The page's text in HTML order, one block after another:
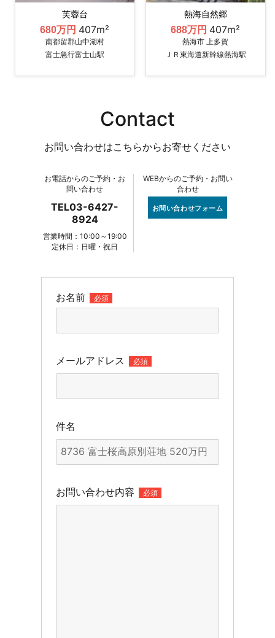
芙蓉台
680万円 407m²
南都留郡山中湖村
富士急行富士山駅
熱海自然郷
688万円 407m²
熱海市 上多賀
ＪＲ東海道新幹線熱海駅
Contact
お問い合わせはこちらからお寄せください
お電話からのご予約・お
問い合わせ
TEL03-6427-
8924
営業時間：10:00～19:00
定休日：日曜・祝日
WEBからのご予約・お問い
合わせ
お問い合わせフォーム
お名前 必須
メールアドレス 必須
件名
お問い合わせ内容 必須